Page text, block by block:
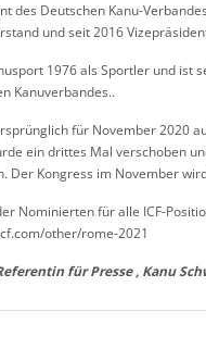
des Deutschen Kanu-
und seit 2016
1976 als Sportler und ist
Kanuverbandes..
für November 2020
ein drittes Mal verschoben
Der Kongress im November
Nominierten für alle ICF-
other/rome-2021
für Presse , Kanu